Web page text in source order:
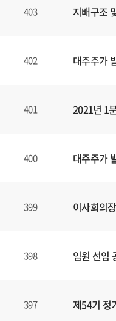
403 지배구조
402 대주주가
401 2021년 1
400 대주주가
399 이사회의
398 임원 선임
397 제54기 정